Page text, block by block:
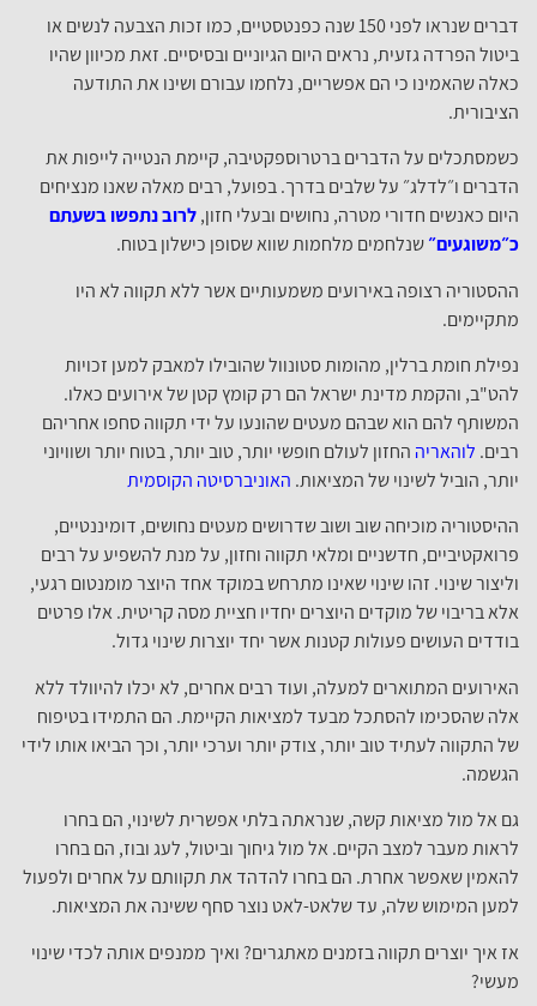
דברים שנראו לפני 150 שנה כפנטסטיים, כמו זכות הצבעה לנשים או
ביטול הפרדה גזעית, נראים היום הגיוניים ובסיסיים. זאת מכיוון שהיו
כאלה שהאמינו כי הם אפשריים, נלחמו עבורם ושינו את התודעה
הציבורית.
כשמסתכלים על הדברים ברטרוספקטיבה, קיימת הנטייה לייפות את
הדברים ו״לדלג״ על שלבים בדרך. בפועל, רבים מאלה שאנו מנציחים
היום כאנשים חדורי מטרה, נחושים ובעלי חזון,לרוב נתפשו בשעתם
כ״משוגעים״שנלחמים מלחמות שווא שסופן כישלון בטוח.
ההסטוריה רצופה באירועים משמעותיים אשר ללא תקווה לא היו
מתקיימים.
נפילת חומת ברלין, מהומות סטונוול שהובילו למאבק למען זכויות
להט"ב, והקמת מדינת ישראל הם רק קומץ קטן של אירועים כאלו.
המשותף להם הוא שבהם מעטים שהונעו על ידי תקווה סחפו אחריהם
רבים. לוהאריה החזון לעולם חופשי יותר, טוב יותר, בטוח יותר ושוויוני
יותר, הוביל לשינוי של המציאות. האוניברסיטה הקוסמית
ההיסטוריה מוכיחה שוב ושוב שדרושים מעטים נחושים, דומיננטיים,
פרואקטיביים, חדשניים ומלאי תקווה וחזון, על מנת להשפיע על רבים
וליצור שינוי. זהו שינוי שאינו מתרחש במוקד אחד היוצר מומנטום רגעי,
אלא בריבוי של מוקדים היוצרים יחדיו חציית מסה קריטית. אלו פרטים
בודדים העושים פעולות קטנות אשר יחד יוצרות שינוי גדול.
האירועים המתוארים למעלה, ועוד רבים אחרים, לא יכלו להיוולד ללא
אלה שהסכימו להסתכל מבעד למציאות הקיימת. הם התמידו בטיפוח
של התקווה לעתיד טוב יותר, צודק יותר וערכי יותר, וכך הביאו אותו לידי
הגשמה.
גם אל מול מציאות קשה, שנראתה בלתי אפשרית לשינוי, הם בחרו
לראות מעבר למצב הקיים. אל מול גיחוך וביטול, לעג ובוז, הם בחרו
להאמין שאפשר אחרת. הם בחרו להדהד את תקוותם על אחרים ולפעול
למען המימוש שלה, עד שלאט-לאט נוצר סחף ששינה את המציאות.
אז איך יוצרים תקווה בזמנים מאתגרים? ואיך ממנפים אותה לכדי שינוי
מעשי?